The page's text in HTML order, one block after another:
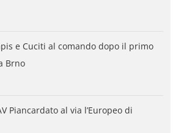
e Cuciti al comando dopo il primo
Brno
Piancardato al via l’Europeo di